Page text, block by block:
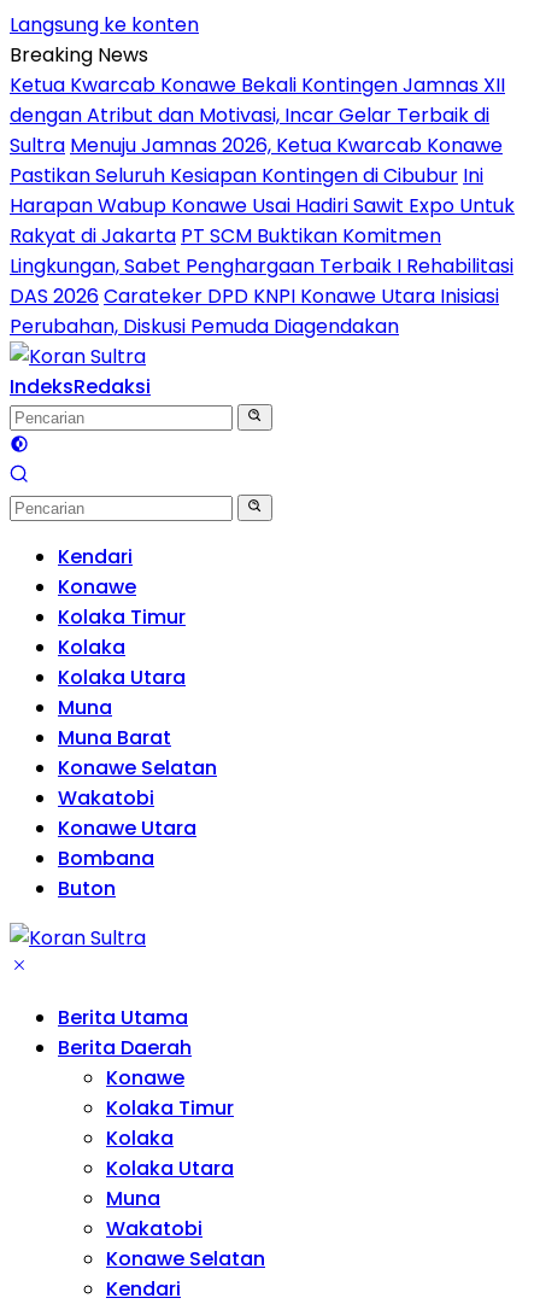
Langsung ke konten
Breaking News
Ketua Kwarcab Konawe Bekali Kontingen Jamnas XII
dengan Atribut dan Motivasi, Incar Gelar Terbaik di
Sultra Menuju Jamnas 2026, Ketua Kwarcab Konawe
Pastikan Seluruh Kesiapan Kontingen di Cibubur Ini
Harapan Wabup Konawe Usai Hadiri Sawit Expo Untuk
Rakyat di Jakarta PT SCM Buktikan Komitmen
Lingkungan, Sabet Penghargaan Terbaik I Rehabilitasi
DAS 2026Carateker DPD KNPI Konawe Utara Inisiasi
Perubahan, Diskusi Pemuda Diagendakan
IndeksRedaksi
Kendari
Konawe
Kolaka Timur
Kolaka
Kolaka Utara
Muna
Muna Barat
Konawe Selatan
Wakatobi
Konawe Utara
Bombana
Buton
Berita Utama
Berita Daerah
Konawe
Kolaka Timur
Kolaka
Kolaka Utara
Muna
Wakatobi
Konawe Selatan
Kendari